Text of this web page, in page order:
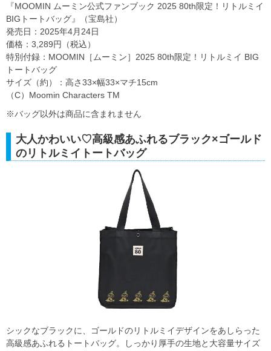
『MOOMIN ムーミン公式ファンブック 2025 80th限定！リトルミイ
BIGトートバッグ』（宝島社）
発売日：2025年4月24日
価格：3,289円（税込）
特別付録：MOOMIN［ムーミン］2025 80th限定！リトルミイ BIG
トートバッグ
サイズ（約）：高さ33×幅33×マチ15cm
（C）Moomin Characters TM
※バッグ以外は商品に含まれません
大人かわいい♡高級感あふれるブラック×ゴールド
のリトルミイトートバッグ
シックなブラックに、ゴールドのリトルミイデザインをあしらった
高級感あふれるトートバッグ。しっかり厚手の生地と大容量サイズ